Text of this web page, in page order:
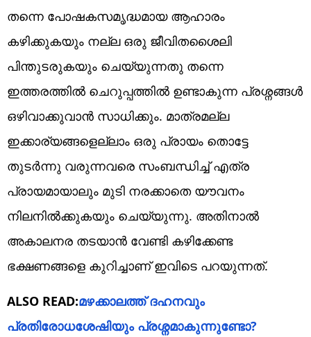
തന്നെ പോഷകസമൃദ്ധമായ ആഹാരം
കഴിക്കുകയും നല്ല ഒരു ജീവിതശൈലി
പിന്തുടരുകയും ചെയ്യുന്നതു തന്നെ
ഇത്തരത്തിൽ ചെറുപ്പത്തിൽ ഉണ്ടാകുന്ന പ്രശ്നങ്ങൾ
ഒഴിവാക്കുവാൻ സാധിക്കും. മാത്രമല്ല
ഇക്കാര്യങ്ങളെല്ലാം ഒരു പ്രായം തൊട്ടേ
തുടർന്നു വരുന്നവരെ സംബന്ധിച്ച് എത്ര
പ്രായമായാലും മുടി നരക്കാതെ യൗവനം
നിലനിൽക്കുകയും ചെയ്യുന്നു. അതിനാൽ
അകാലനര തടയാൻ വേണ്ടി കഴിക്കേണ്ട
ഭക്ഷണങ്ങളെ കുറിച്ചാണ് ഇവിടെ പറയുന്നത്.
ALSO READ:മഴക്കാലത്ത് ദഹനവും
പ്രതിരോധശേഷിയും പ്രശ്നമാകുന്നുണ്ടോ?